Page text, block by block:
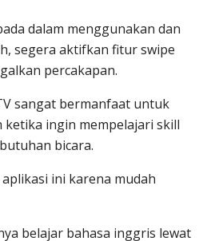
dalam menggunakan dan
segera aktifkan fitur swipe
percakapan.
sangat bermanfaat untuk
ketika ingin mempelajari skill
bicara.
ini karena mudah
belajar bahasa inggris lewat